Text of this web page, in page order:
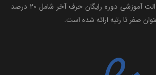
می کند. در راستای عدالت آموزشی دوره رایگان حرف آخر شامل ۲۰ درصد
صفر تا رتبه ارائه شده است.